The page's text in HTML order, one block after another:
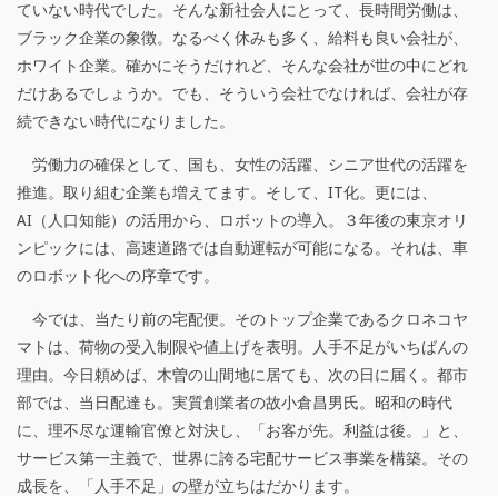
あ
め
い
ん
そ
う
）
２
０
１
７
ていない時代でした。そんな新社会人にとって、長時間労働は、
ブラック企業の象徴。なるべく休みも多く、給料も良い会社が、
ホワイト企業。確かにそうだけれど、そんな会社が世の中にどれ
だけあるでしょうか。でも、そういう会社でなければ、会社が存
続できない時代になりました。
労働力の確保として、国も、女性の活躍、シニア世代の活躍を
推進。取り組む企業も増えてます。そして、IT化。更には、
AI（人口知能）の活用から、ロボットの導入。３年後の東京オリ
ンピックには、高速道路では自動運転が可能になる。それは、車
のロボット化への序章です。
今では、当たり前の宅配便。そのトップ企業であるクロネコヤ
マトは、荷物の受入制限や値上げを表明。人手不足がいちばんの
理由。今日頼めば、木曽の山間地に居ても、次の日に届く。都市
部では、当日配達も。実質創業者の故小倉昌男氏。昭和の時代
に、理不尽な運輸官僚と対決し、「お客が先。利益は後。」と、
サービス第一主義で、世界に誇る宅配サービス事業を構築。その
成長を、「人手不足」の壁が立ちはだかります。